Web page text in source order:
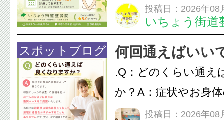
長時間の運転などで
痛・足の疲れが出や
いちょう街道整骨院
も通常通り診療して
みの...
投稿日：2026年08
いちょう街道
スポットブログ 何回通えばいい
.Q：どのくらい通え
か？A：症状やお身
異なります。初回に
投稿日：2026年08